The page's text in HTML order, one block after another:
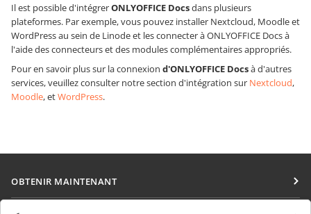
Il est possible d'intégrerONLYOFFICE Docsdans plusieurs
plateformes. Par exemple, vous pouvez installer Nextcloud, Moodle et
WordPress au sein de Linode et les connecter à ONLYOFFICE Docs à
l'aide des connecteurs et des modules complémentaires appropriés.
Pour en savoir plus sur la connexion d'ONLYOFFICE Docsà d'autres
services, veuillez consulter notre section d'intégration sur Nextcloud,
Moodle, etWordPress.
OBTENIR MAINTENANT
Docs